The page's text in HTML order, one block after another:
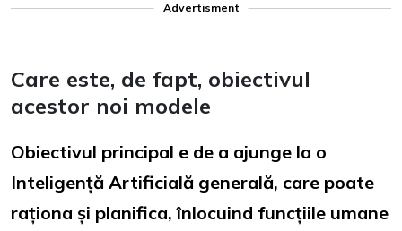
Advertisment
Care este, de fapt, obiectivul
acestor noi modele
Obiectivul principal e de a ajunge la o
Inteligență Artificială generală, care poate
raționa și planifica, înlocuind funcțiile umane